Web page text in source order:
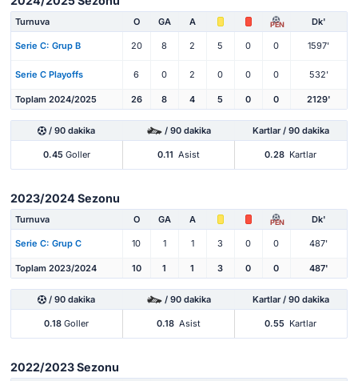
Turnuva O GA A PEN Dk'
Serie C: Grup B 20 8 2 5 0 0 1597'
Serie C Playoffs 6 0 2 0 0 0 532'
Toplam 2024/2025 26 8 4 5 0 0 2129'
/ 90 dakika / 90 dakika Kartlar / 90 dakika
0.45Goller 0.11 Asist 0.28 Kartlar
2023/2024 Sezonu
Turnuva O GA A PEN Dk'
Serie C: Grup C 10 1 1 3 0 0 487'
Toplam 2023/2024 10 1 1 3 0 0 487'
/ 90 dakika / 90 dakika Kartlar / 90 dakika
0.18 Goller 0.18 Asist 0.55 Kartlar
2022/2023 Sezonu